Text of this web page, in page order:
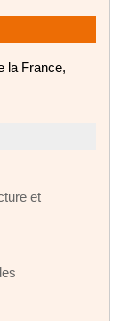
la France,
et